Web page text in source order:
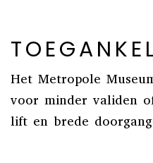
Het Metropole
voor minder validen
lift en brede